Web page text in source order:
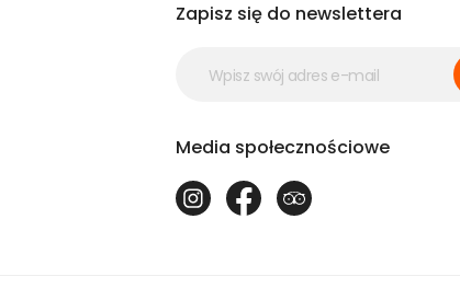
Zapisz się do newslettera
Media społecznościowe